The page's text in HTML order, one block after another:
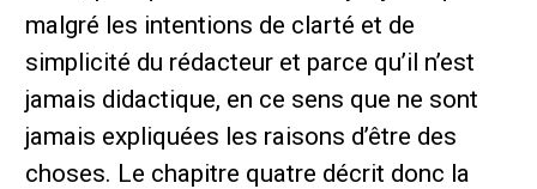
malgré les intentions de clarté et de
simplicité du rédacteur et parce qu’il n’est
jamais didactique, en ce sens que ne sont
jamais expliquées les raisons d’être des
choses. Le chapitre quatre décrit donc la